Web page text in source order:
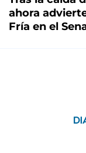
ahora
Fría en el